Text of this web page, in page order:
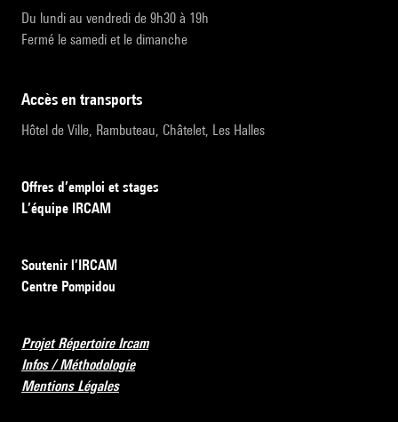
Du lundi au vendredi de 9h30 à 19h
Fermé le samedi et le dimanche
accès en transports
Hôtel de Ville, Rambuteau, Châtelet, Les Halles
Offres d’emploi et stages
L’équipe IRCAM
Soutenir l’IRCAM
Centre Pompidou
Projet Répertoire Ircam
Infos / Méthodologie
Mentions Légales